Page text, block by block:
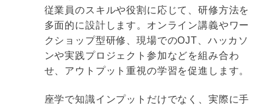
従業員のスキルや役割に応じて、研修方法を
多面的に設計します。オンライン講義やワー
クショップ型研修、現場でのOJT、ハッカソ
ンや実践プロジェクト参加などを組み合わ
せ、アウトプット重視の学習を促進します。
座学で知識インプットだけでなく、実際に手